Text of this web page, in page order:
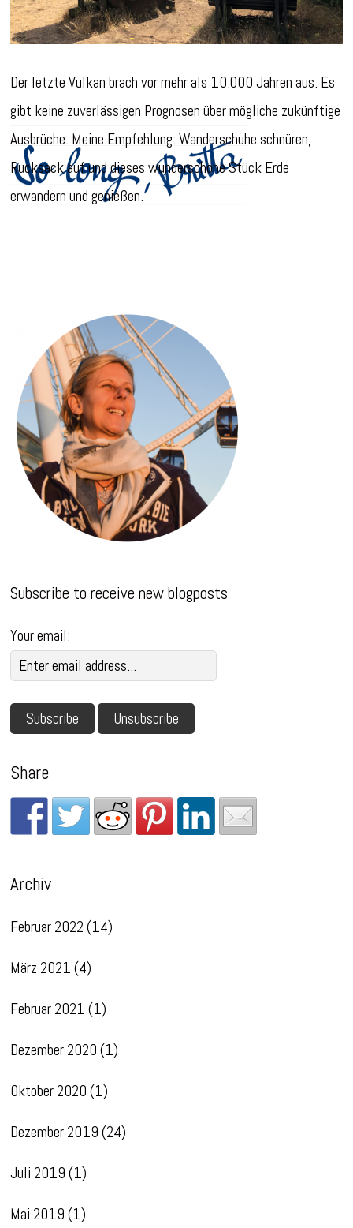
Der letzte Vulkan brach vor mehr als 10.000 Jahren aus. Es
gibt keine zuverlässigen Prognosen über mögliche zukünftige
Ausbrüche. Meine Empfehlung: Wanderschuhe schnüren,
Rucksack auf und dieses wunderschöne Stück Erde
erwandern und genießen.
Subscribe to receive new blogposts
Your email:
Share
Archiv
Februar 2022 (14)
März 2021 (4)
Februar 2021 (1)
Dezember 2020 (1)
Oktober 2020 (1)
Dezember 2019 (24)
Juli 2019 (1)
Mai 2019 (1)